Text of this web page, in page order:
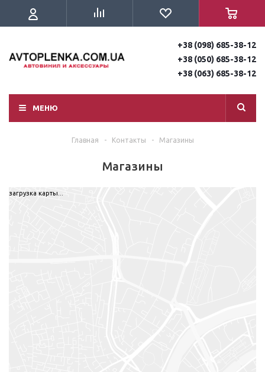
+38 (098) 685-38-12
+38 (050) 685-38-12
+38 (063) 685-38-12
МЕНЮ
Главная - Контакты - Магазины
Магазины
загрузка карты...